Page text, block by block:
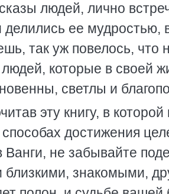
людей, лично
делились ее мудростью,
так уж повелось,
которые в своей
светлы и
эту книгу, в
достижения
Ванги, не забывайте
знакомыми,